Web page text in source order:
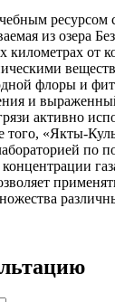
ресурсом
из озера
километрах от
флоры и
и
активно
«Якты-
по